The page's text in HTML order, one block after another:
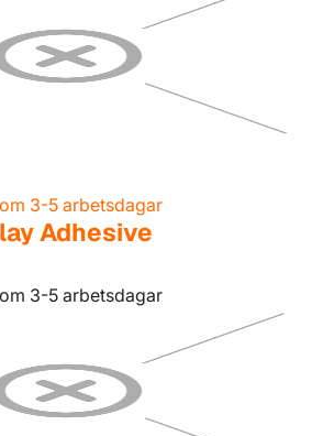
3-5 arbetsdagar
Adhesive
3-5 arbetsdagar